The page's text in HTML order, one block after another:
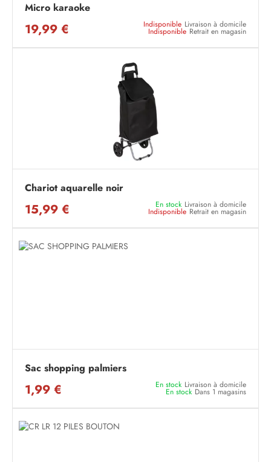
Micro karaoke
19,99 € Indisponible Livraison à domicile
Indisponible Retrait en magasin
Chariot aquarelle noir
15,99 € En stock Livraison à domicile
Indisponible Retrait en magasin
Sac shopping palmiers
1,99 € En stock Livraison à domicile
En stock Dans 1 magasins